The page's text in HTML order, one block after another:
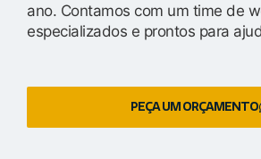
ano. Contamos com um time de
especializados e prontos para
PEÇA UM ORÇAMENTO